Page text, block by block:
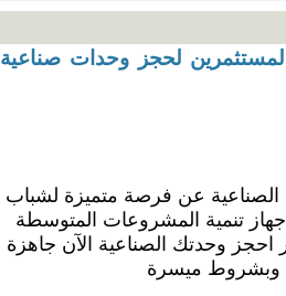
لحجز وحدات صناعية
احجز
وبشروط ميسرة